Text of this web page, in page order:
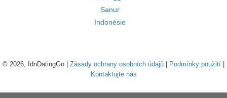
Sanur
Indonésie
© 2026, IdnDatingGo | Zásady ochrany osobních údajů Podmínky použití
Kontaktujte nás